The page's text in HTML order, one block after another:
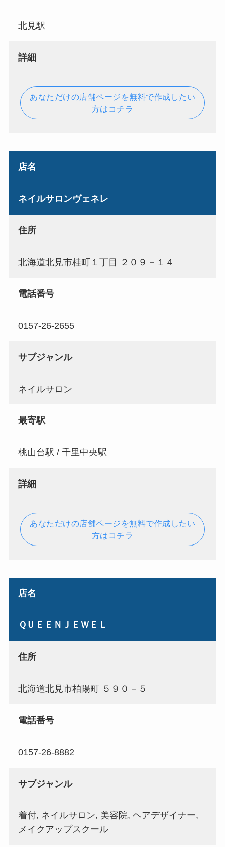
北見駅
詳細
あなただけの店舗ページを無料で作成したい
方はコチラ
店名
ネイルサロンヴェネレ
住所
北海道北見市桂町１丁目 ２０９－１４
電話番号
0157-26-2655
サブジャンル
ネイルサロン
最寄駅
桃山台駅 / 千里中央駅
詳細
あなただけの店舗ページを無料で作成したい
方はコチラ
店名
ＱＵＥＥＮＪＥＷＥＬ
住所
北海道北見市柏陽町 ５９０－５
電話番号
0157-26-8882
サブジャンル
着付, ネイルサロン, 美容院, ヘアデザイナー,
メイクアップスクール